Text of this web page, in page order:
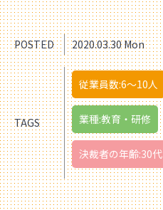
POSTED 2020.03.30 Mon
TAGS
従業員数:6～10人
業種:教育・研修
決裁者の年齢:30代